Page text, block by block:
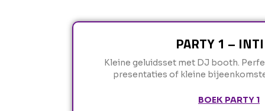
PARTY 1 –
Kleine geluidsset met DJ booth.
presentaties of kleine
BOEK PARTY 1